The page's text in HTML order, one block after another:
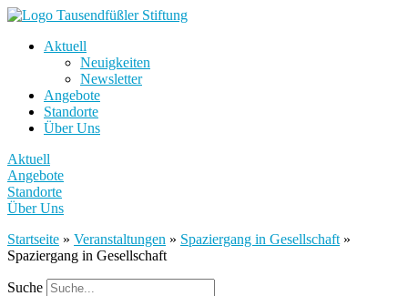
Aktuell
Neuigkeiten
Newsletter
Angebote
Standorte
Über Uns
Aktuell
Angebote
Standorte
Über Uns
Startseite » Veranstaltungen » Spaziergang in Gesellschaft »
Spaziergang in Gesellschaft
Suche